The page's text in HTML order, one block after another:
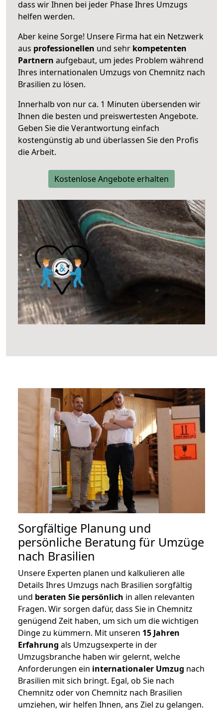
dass wir Ihnen bei jeder Phase Ihres Umzugs
helfen werden.
Aber keine Sorge! Unsere Firma hat ein Netzwerk
aus professionellen und sehr kompetenten
Partnern aufgebaut, um jedes Problem während
Ihres internationalen Umzugs von Chemnitz nach
Brasilien zu lösen.
Innerhalb von nur ca. 1 Minuten übersenden wir
Ihnen die besten und preiswertesten Angebote.
Geben Sie die Verantwortung einfach
kostengünstig ab und überlassen Sie den Profis
die Arbeit.
Kostenlose Angebote erhalten
Sorgfältige Planung und
persönliche Beratung für Umzüge
nach Brasilien
Unsere Experten planen und kalkulieren alle
Details Ihres Umzugs nach Brasilien sorgfältig
und beraten Sie persönlich in allen relevanten
Fragen. Wir sorgen dafür, dass Sie in Chemnitz
genügend Zeit haben, um sich um die wichtigen
Dinge zu kümmern. Mit unseren 15 Jahren
Erfahrung als Umzugsexperte in der
Umzugsbranche haben wir gelernt, welche
Anforderungen ein internationaler Umzug nach
Brasilien mit sich bringt. Egal, ob Sie nach
Chemnitz oder von Chemnitz nach Brasilien
umziehen, wir helfen Ihnen, ans Ziel zu gelangen.